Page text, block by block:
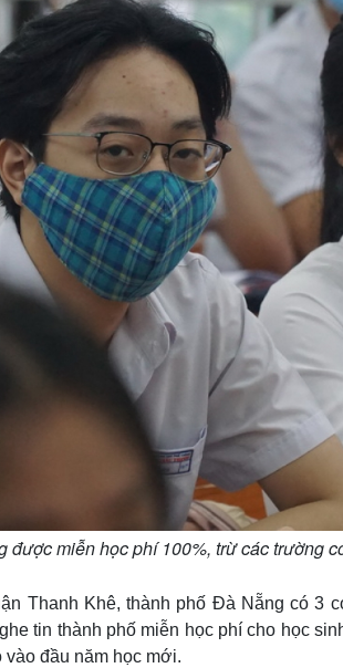
được miễn học phí 100%, trừ các trường
Thanh Khê, thành phố Đà Nẵng có 3
tin thành phố miễn học phí cho học
đầu năm học mới.